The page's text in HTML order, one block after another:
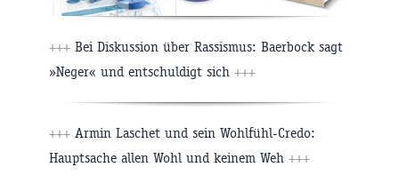
+++ Bei Diskussion über Rassismus: Baerbock sagt
»Neger« und entschuldigt sich +++
+++ Armin Laschet und sein Wohlfühl-Credo:
Hauptsache allen Wohl und keinem Weh +++